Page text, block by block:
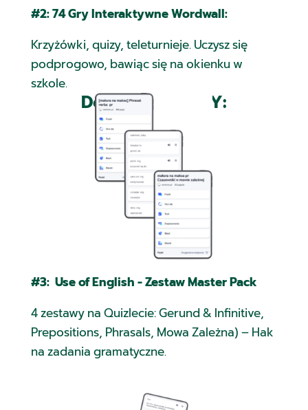
#2:74 Gry Interaktywne Wordwall:
Krzyżówki, quizy, teleturnieje. Uczysz się
podprogowo, bawiąc się na okienku w
szkole.
Do tego BONUSY:
#3: Use of English - Zestaw Master Pack
4 zestawy na Quizlecie: Gerund & Infinitive,
Prepositions, Phrasals, Mowa Zależna) – Hak
na zadania gramatyczne.